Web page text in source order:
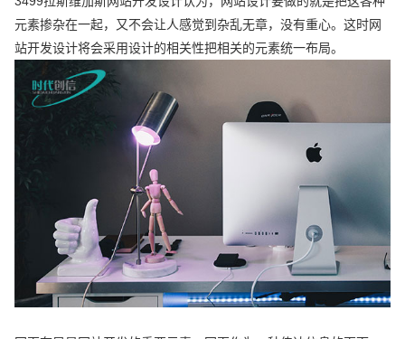
元素掺杂在一起，又不会让人感觉到杂乱无章，没有重心。这时网
站开发设计将会采用设计的相关性把相关的元素统一布局。